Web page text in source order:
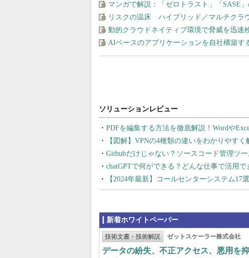
マンガで解説：「ゼロトラスト」「SASE
リスクの温床 ハイブリッド／マルチクラ
動的クラウドネイティブ環境で脅威を迅速
AIベースのアプリケーションを自社構築す
PDFを編集する方法を徹底解説！Wordや
【図解】VPNの4種類の違いをわかりやす
Githubだけじゃない？ソースコード管理ツ
chatGPTで何ができる？どんな仕事で活用で
【2024年最新】コールセンターシステム
新着ホワイトペーパー
技術文書・技術解説 ゼットスケーラー株式会社
データの紛失、不正アクセス、悪用を